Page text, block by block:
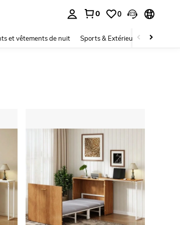
0 0
et vêtements de nuit Sports & Extérieur Enfants